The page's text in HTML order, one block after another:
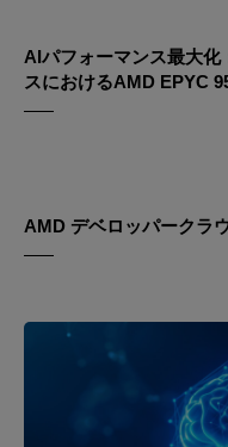
AIパフォーマンス最大
スにおけるAMD EPYC
AMD デベロッパークラ